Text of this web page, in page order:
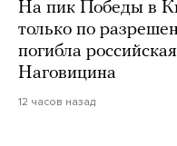
На пик Победы в
только по
погибла
Наговицина
12 часов назад